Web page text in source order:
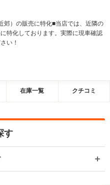
郊）の販売に特化■当店では、近隣の
特化しております。実際に現車確認
い！
在庫一覧 クチコミ
す